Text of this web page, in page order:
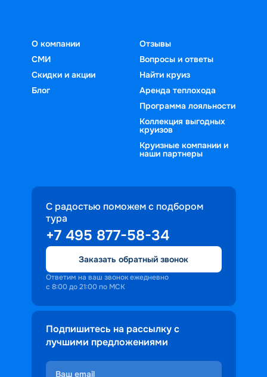
О компании
СМИ
Скидки и акции
Блог
Отзывы
Вопросы и ответы
Найти круиз
Аренда теплохода
Программа лояльности
Коллекция выгодных
круизов
Круизные компании и
наши партнеры
С радостью поможем с подбором
тура
+7 495 877-58-34
Заказать обратный звонок
Ответим на ваш звонок ежедневно
с 8:00 до 21:00 по МСК
Подпишитесь на рассылку с
лучшими предложениями